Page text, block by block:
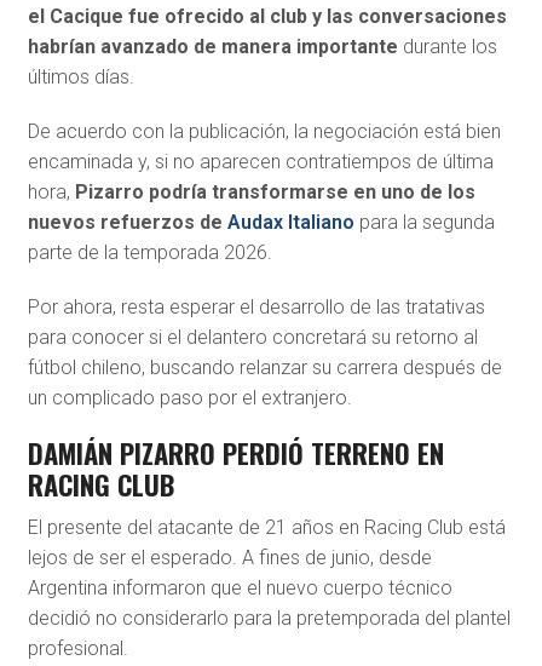
el Cacique fue ofrecido al club y las conversaciones
habrían avanzado de manera importante durante los
últimos días.
De acuerdo con la publicación, la negociación está bien
encaminada y, si no aparecen contratiempos de última
hora, Pizarro podría transformarse en uno de los
nuevos refuerzos de Audax Italiano para la segunda
parte de la temporada 2026.
Por ahora, resta esperar el desarrollo de las tratativas
para conocer si el delantero concretará su retorno al
fútbol chileno, buscando relanzar su carrera después de
un complicado paso por el extranjero.
DAMIÁN PIZARRO PERDIÓ TERRENO EN
RACING CLUB
El presente del atacante de 21 años en Racing Club está
lejos de ser el esperado. A fines de junio, desde
Argentina informaron que el nuevo cuerpo técnico
decidió no considerarlo para la pretemporada del plantel
profesional.